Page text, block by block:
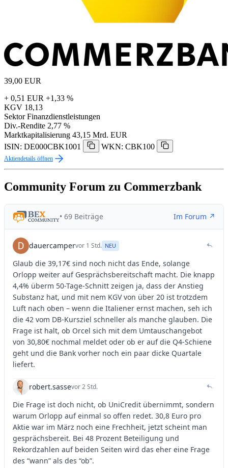
39,00 EUR
+ 0,51 EUR +1,33 %
KGV 18,13
Sektor Finanzdienstleistungen
Div.-Rendite 2,77 %
Marktkapitalisierung 43,15 Mrd. EUR
ISIN: DE000CBK1001
WKN: CBK100
Aktiendetails öffnen
Community Forum zu Commerzbank